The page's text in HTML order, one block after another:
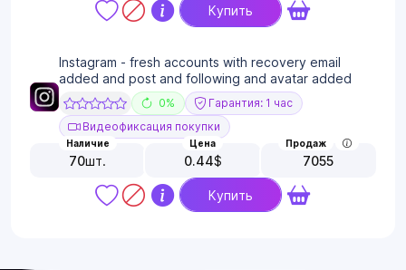
Купить
Instagram - fresh accounts with recovery email
added and post and following and avatar added
0%
Гарантия: 1 час
Видеофиксация покупки
Наличие
70шт.
Цена
0.44$
Продаж
7055
Купить